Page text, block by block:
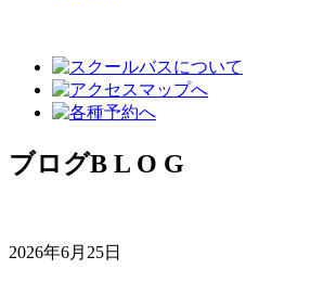
ブログB L O G
2026年6月25日